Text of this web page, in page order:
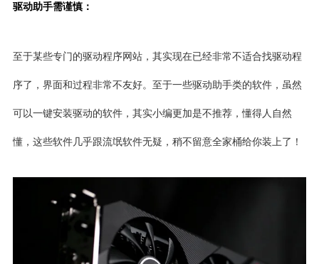
驱动助手需谨慎：
至于某些专门的驱动程序网站，其实现在已经非常不适合找驱动程
序了，界面和过程非常不友好。至于一些驱动助手类的软件，虽然
可以一键安装驱动的软件，其实小编更加是不推荐，懂得人自然
懂，这些软件几乎跟流氓软件无疑，稍不留意全家桶给你装上了！